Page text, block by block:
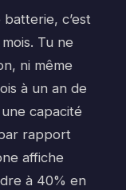
c’est
Tu ne
ni même
à un an de
capacité
rapport
affiche
à 40% en